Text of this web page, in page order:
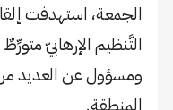
الجمعة، استهدفت
التَّنظيم الإرهابيّ
ومسؤول عن العديد